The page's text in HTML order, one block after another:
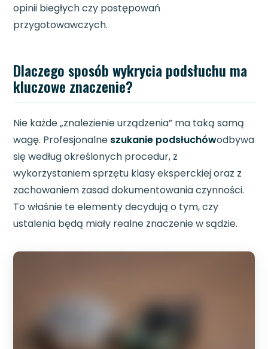
opinii biegłych czy postępowań
przygotowawczych.
Dlaczego sposób wykrycia podsłuchu ma
kluczowe znaczenie?
Nie każde „znalezienie urządzenia” ma taką samą
wagę. Profesjonalne szukanie podsłuchówodbywa
się według określonych procedur, z
wykorzystaniem sprzętu klasy eksperckiej oraz z
zachowaniem zasad dokumentowania czynności.
To właśnie te elementy decydują o tym, czy
ustalenia będą miały realne znaczenie w sądzie.